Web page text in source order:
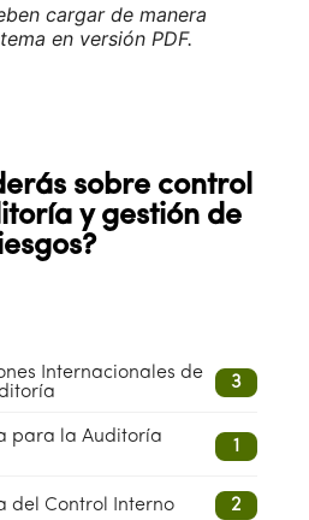
cargar de manera
en versión PDF.
sobre control
y gestión de
Internacionales de
3
para la Auditoría
1
del Control Interno 2